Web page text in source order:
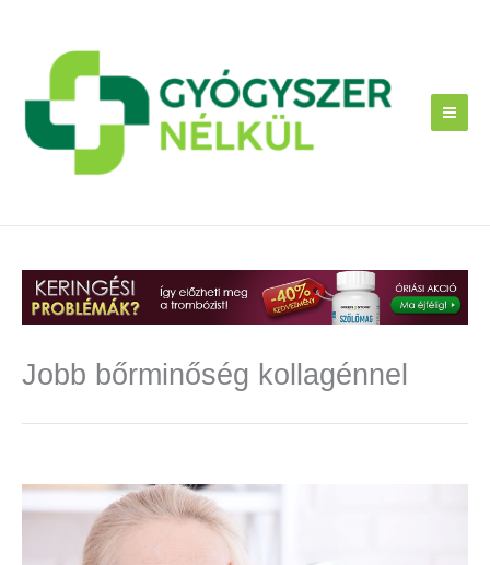
Jobb bőrminőség kollagénnel